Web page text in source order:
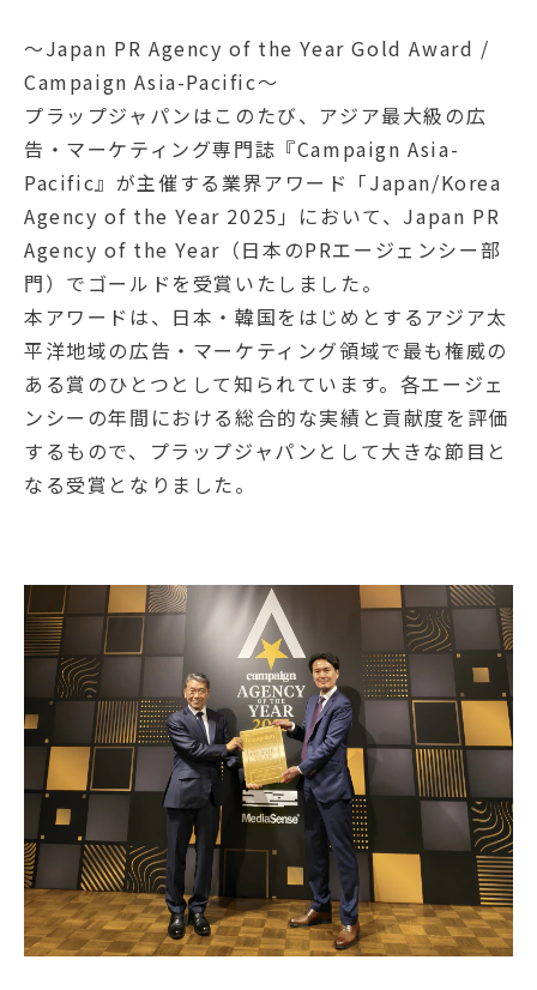
〜Japan PR Agency of the Year Gold Award /
Campaign Asia-Pacific〜
プラップジャパンはこのたび、アジア最大級の広
告・マーケティング専門誌『Campaign Asia-
Pacific』が主催する業界アワード「Japan/Korea
Agency of the Year 2025」において、Japan PR
Agency of the Year（日本のPRエージェンシー部
門）でゴールドを受賞いたしました。
本アワードは、日本・韓国をはじめとするアジア太
平洋地域の広告・マーケティング領域で最も権威の
ある賞のひとつとして知られています。各エージェ
ンシーの年間における総合的な実績と貢献度を評価
するもので、プラップジャパンとして大きな節目と
なる受賞となりました。